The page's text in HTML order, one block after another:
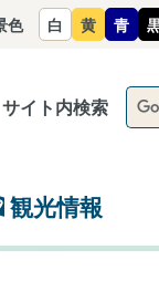
サイト内検索
観光情報
色 白 黄 青